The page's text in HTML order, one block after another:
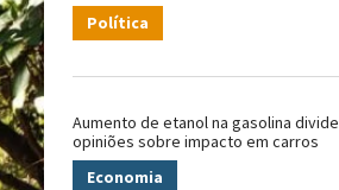
Política
Aumento de etanol na gasolina divide
opiniões sobre impacto em carros
Economia